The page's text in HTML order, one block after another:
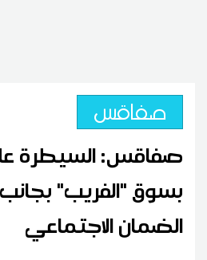
صفاقس
صفاقس: السيطرة
بسوق "الفريب"
الضمان الاجتماعي